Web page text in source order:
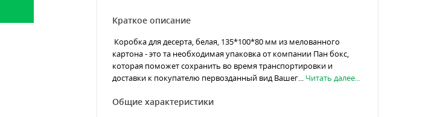
Краткое описание
Коробка для десерта, белая, 135*100*80 мм из мелованного
картона - это та необходимая упаковка от компании Пан бокс,
которая поможет сохранить во время транспортировки и
доставки к покупателю первозданный вид Вашег... Читать далее...
Общие характеристики